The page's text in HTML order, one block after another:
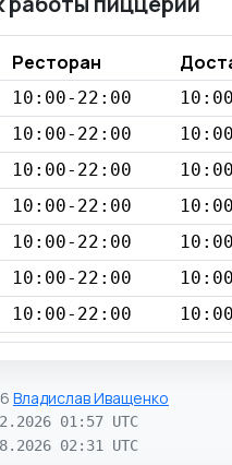
Ресторан
10:00-22:00
10:00-22:00
10:00-22:00
10:00-22:00
10:00-22:00
10:00-22:00
10:00-22:00
Владислав Иващенко
01:57 UTC
02:31 UTC